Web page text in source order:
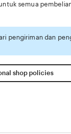
semua
pengiriman dan
shop policies